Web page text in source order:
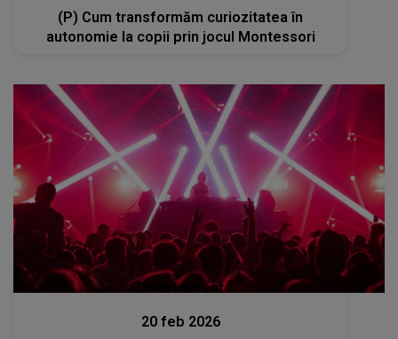
(P) Cum transformăm curiozitatea în
autonomie la copii prin jocul Montessori
Divertisment
20 feb 2026